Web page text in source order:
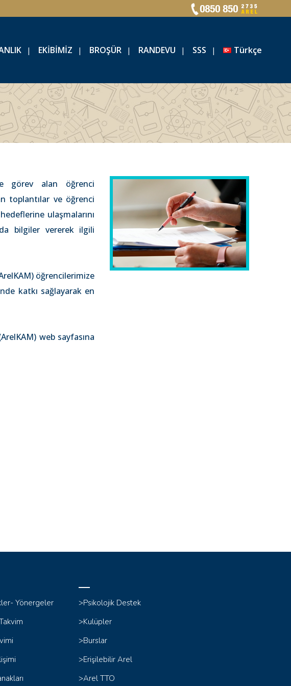
EKİBİMİZ BROŞÜR RANDEVU SSS Türkçe
görev alan öğrenci
toplantılar ve öğrenci
ulaşmalarını
bilgiler vererek ilgili
öğrencilerimize
katkı sağlayarak en
web sayfasına
Yönergeler
>Psikolojik Destek
>Kulüpler
>Burslar
>Erişilebilir Arel
>Arel TTO